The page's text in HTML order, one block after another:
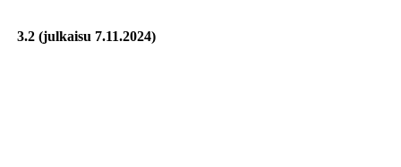
3.2 (julkaisu 7.11.2024)